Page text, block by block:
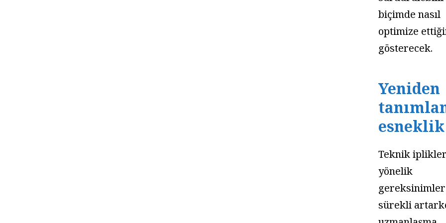
biçimde nasıl
optimize
gösterecek.
Yeniden
esneklik
Teknik
yönelik
gereksinimler
sürekli